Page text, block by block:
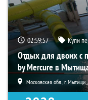
02:59:57 Купи
Отдых для двоих с
by Mercure в
Московская обл., г. Мытищи,